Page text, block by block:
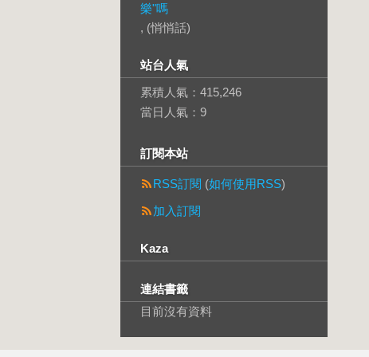
樂"嗎
, (悄悄話)
站台人氣
累積人氣： 415,246
當日人氣： 9
訂閱本站
RSS訂閱 (如何使用RSS)
加入訂閱
Kaza
連結書籤
目前沒有資料